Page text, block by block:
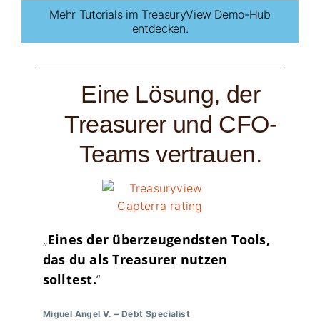
Mehr Tutorials im TreasuryView Demo-Hub
entdecken.
Eine Lösung, der
Treasurer und CFO-
Teams vertrauen.
„Eines der überzeugendsten Tools,
das du als Treasurer nutzen
solltest.“
Miguel Angel V. – Debt Specialist